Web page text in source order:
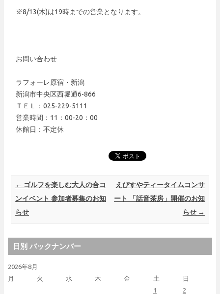
※8/13(木)は19時までの営業となります。
お問い合わせ
ラフォーレ原宿・新潟
新潟市中央区西堀通6-866
ＴＥＬ：025-229-5111
営業時間：11：00-20：00
休館日：不定休
Post navigation
← ゴルフを楽しむ大人の合コ
ンイベント 参加者募集のお知
らせ
えびすやティータイムコンサ
ート 「話音茶房」開催のお知
らせ →
日別 バックナンバー
2026年8月
月
火 水 木 金 土 日
1
2